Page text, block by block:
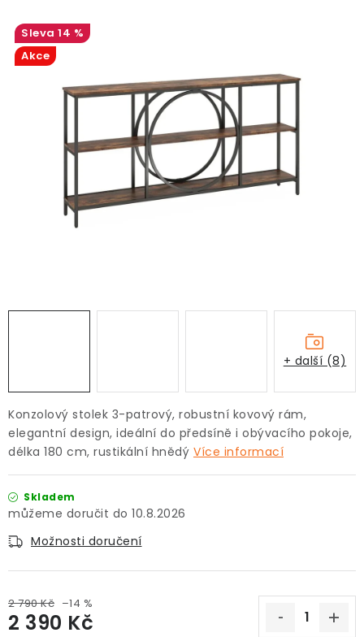
Konzolový stolek 3-patrový, robustní kovový rám,
elegantní design, ideální do předsíně i obývacího pokoje,
délka 180 cm, rustikální hnědý Více informací
Skladem
10.8.2026
Možnosti doručení
2 790 Kč –14 %
2 390 Kč
14 %
Akce
+ další (8)